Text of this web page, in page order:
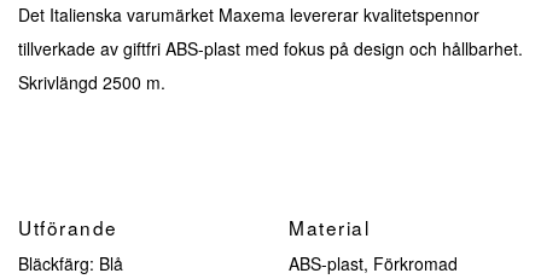
Det Italienska varumärket Maxema levererar kvalitetspennor
tillverkade av giftfri ABS-plast med fokus på design och hållbarhet.
Skrivlängd 2500 m.
Utförande
Bläckfärg: Blå
Material
ABS-plast, Förkromad